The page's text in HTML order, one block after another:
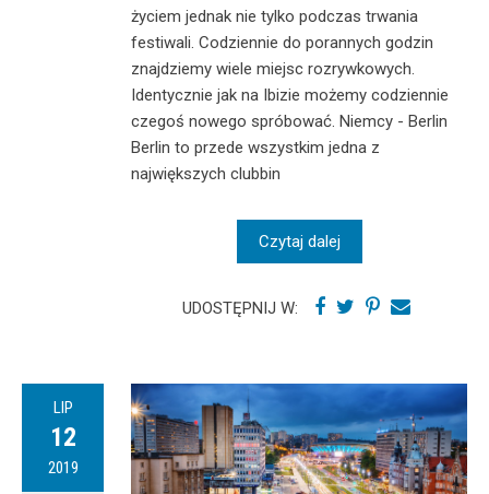
życiem jednak nie tylko podczas trwania
festiwali. Codziennie do porannych godzin
znajdziemy wiele miejsc rozrywkowych.
Identycznie jak na Ibizie możemy codziennie
czegoś nowego spróbować. Niemcy - Berlin
Berlin to przede wszystkim jedna z
największych clubbin
Czytaj dalej
UDOSTĘPNIJ W:
LIP
12
2019